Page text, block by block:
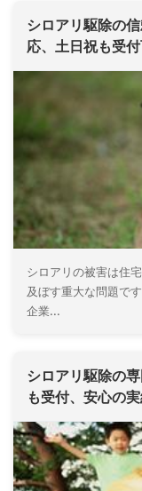
シロアリ駆除の
応、土日祝も受
シロアリの被害は住
及ぼす重大な問題で
企業...
シロアリ駆除の
も受付、安心の